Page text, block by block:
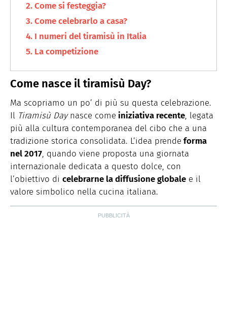
Come si festeggia?
Come celebrarlo a casa?
I numeri del tiramisù in Italia
La competizione
Come nasce il tiramisù Day?
Ma scopriamo un po’ di più su questa celebrazione.
Il Tiramisù Daynasce come iniziativa recente, legata
più alla cultura contemporanea del cibo che a una
tradizione storica consolidata. L’idea prende forma
nel 2017, quando viene proposta una giornata
internazionale dedicata a questo dolce, con
l’obiettivo di celebrarne la diffusione globale e il
valore simbolico nella cucina italiana.